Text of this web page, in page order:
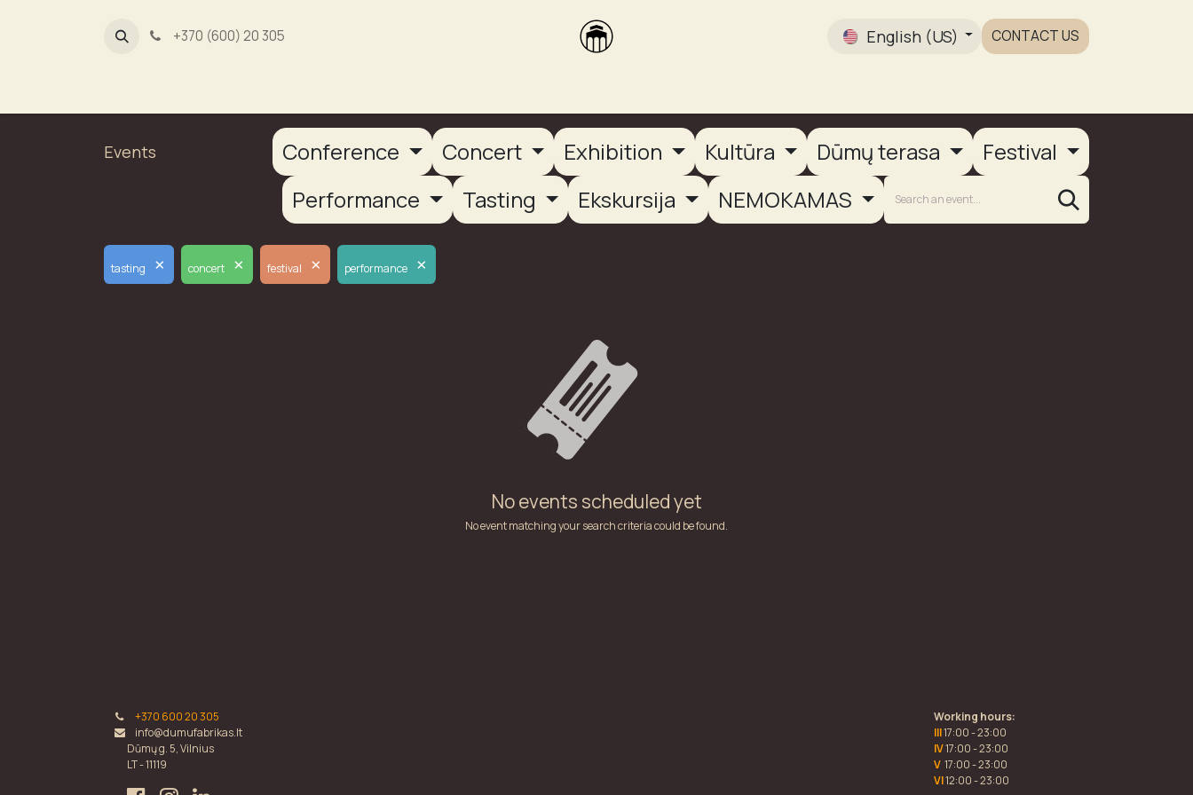
+370 (600) 20 305 English (US) CONTACT US
Events Conference Concert Exhibition Kultūra Dūmų terasa
Festival
Performance
Tasting Ekskursija NEMOKAMAS
tasting × concert × festival × performance ×
No events scheduled yet
No event matching your search criteria could be found.
+370 600 20 305
info@dumufabrikas.lt
Dūmų g. 5, Vilnius
LT - 11119
Working hours:
III17:00 - 23:00
IV17:00 - 23:00
V 17:00 - 23:00
VI12:00 - 23:00